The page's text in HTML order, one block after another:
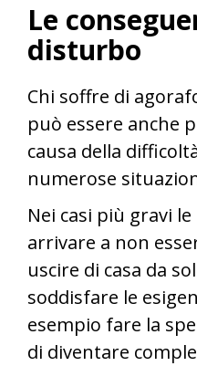
Le
disturbo
Chi soffre di
può essere anche
causa della
numerose
Nei casi più gravi
arrivare a non
uscire di casa da
soddisfare le
esempio fare la
di diventare